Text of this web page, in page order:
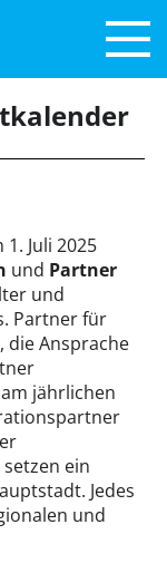
Juli 2025
und Partner
und
Partner für
die Ansprache
jährlichen
ein
Jedes
und